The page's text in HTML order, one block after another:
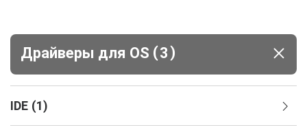
Драйверы для ОS (3 )
IDE (1)